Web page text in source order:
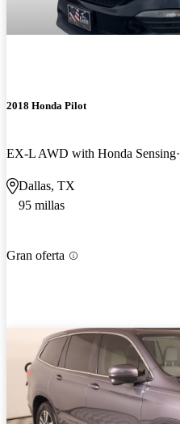
2018 Honda Pilot
EX-L AWD with Honda Sensing
Dallas, TX
95 millas
Gran oferta